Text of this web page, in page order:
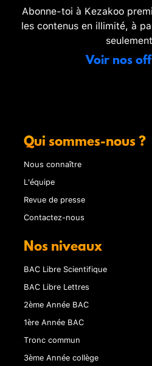
Abonne-toi à Kezakoo
les contenus en illimité, à
Voir nos
Qui sommes-nous ?
Nous connaître
L'équipe
Revue de presse
Contactez-nous
Nos niveaux
BAC Libre Scientifique
BAC Libre Lettres
2ème Année BAC
1ère Année BAC
Tronc commun
3ème Année collège